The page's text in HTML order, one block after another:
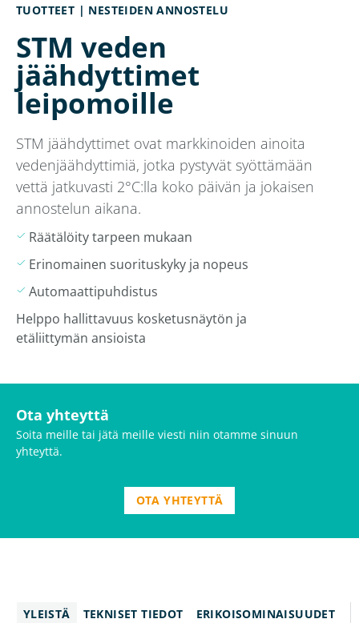
TUOTTEET | NESTEIDEN ANNOSTELU
STM veden
jäähdyttimet
leipomoille
STM jäähdyttimet ovat markkinoiden ainoita
vedenjäähdyttimiä, jotka pystyvät syöttämään
vettä jatkuvasti 2°C:lla koko päivän ja jokaisen
annostelun aikana.
Räätälöity tarpeen mukaan
Erinomainen suorituskyky ja nopeus
Automaattipuhdistus
Helppo hallittavuus kosketusnäytön ja
etäliittymän ansioista
Ota yhteyttä
Soita meille tai jätä meille viesti niin otamme sinuun
yhteyttä.
OTA YHTEYTTÄ
YLEISTÄ TEKNISET TIEDOT
ERIKOISOMINAISUUDET